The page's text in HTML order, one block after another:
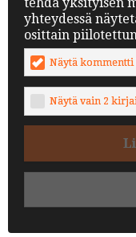
yhteydessä
osittain
Näytä kommentti
Näytä vain 2